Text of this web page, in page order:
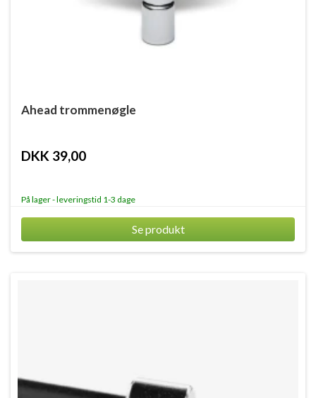
Ahead trommenøgle
DKK 39,00
På lager - leveringstid 1-3 dage
Se produkt